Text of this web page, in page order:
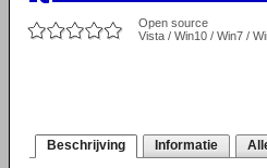
Open source
Vista / Win10 / Win7 /
Beschrijving Informatie